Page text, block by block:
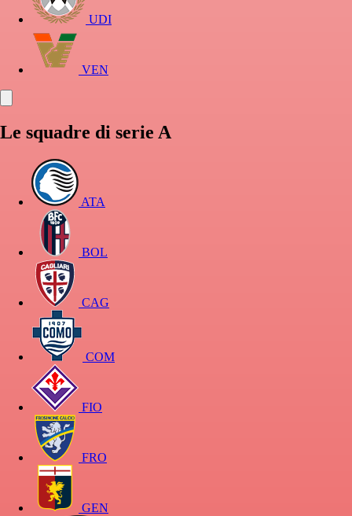
UDI
VEN
Le squadre di serie A
ATA
BOL
CAG
COM
FIO
FRO
GEN